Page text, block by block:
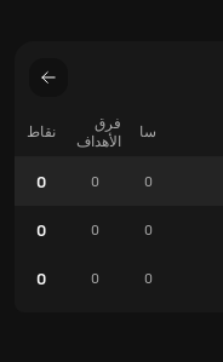
سا
فرق
الأهداف
نقاط
0
0
0
0
0
0
0
0
0